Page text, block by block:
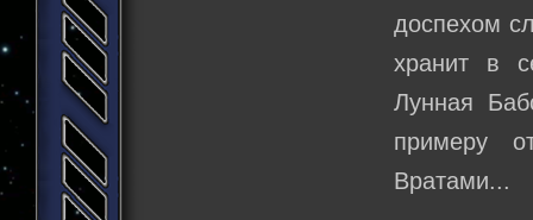
доспехом
хранит в
Лунная
примеру
Вратами...